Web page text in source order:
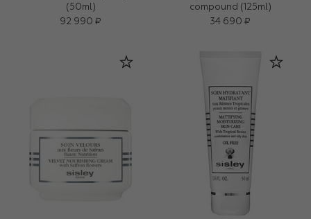
(50ml)
92 990 ₽
compound (125ml)
34 690 ₽